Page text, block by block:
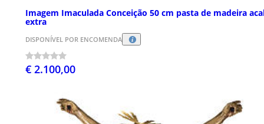
Imagem Imaculada Conceição 50 cm pasta de madeira
extra
DISPONÍVEL POR ENCOMENDA
€ 2.100,00